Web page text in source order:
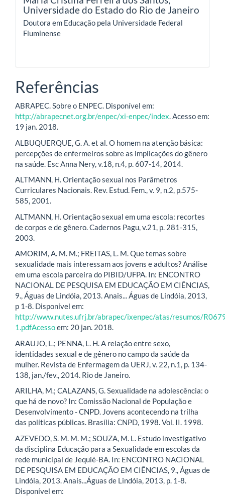
Universidade do Estado do Rio de Janeiro
Doutora em Educação pela Universidade Federal
Fluminense
Referências
ABRAPEC. Sobre o ENPEC. Disponível em:
http://abrapecnet.org.br/enpec/xi-enpec/index. Acesso em:
19 jan. 2018.
ALBUQUERQUE, G. A. et al. O homem na atenção básica:
percepções de enfermeiros sobre as implicações do gênero
na saúde. Esc Anna Nery, v.18, n.4, p. 607-14, 2014.
ALTMANN, H. Orientação sexual nos Parâmetros
Curriculares Nacionais. Rev. Estud. Fem., v. 9, n.2, p.575-
585, 2001.
ALTMANN, H. Orientação sexual em uma escola: recortes
de corpos e de gênero. Cadernos Pagu, v.21, p. 281-315,
2003.
AMORIM, A. M. M.; FREITAS, L. M. Que temas sobre
sexualidade mais interessam aos jovens e adultos? Análise
em uma escola parceira do PIBID/UFPA. In: ENCONTRO
NACIONAL DE PESQUISA EM EDUCAÇÃO EM CIÊNCIAS,
9., Águas de Lindóia, 2013. Anais... Águas de Lindóia, 2013,
p 1-8. Disponível em:
http://www.nutes.ufrj.br/abrapec/ixenpec/atas/resumos/
1.pdfAcessoem: 20 jan. 2018.
ARAUJO, L.; PENNA, L. H. A relação entre sexo,
identidades sexual e de gênero no campo da saúde da
mulher. Revista de Enfermagem da UERJ, v. 22, n.1, p. 134-
138, jan./fev., 2014. Rio de Janeiro.
ARILHA, M.; CALAZANS, G. Sexualidade na adolescência: o
que há de novo? In: Comissão Nacional de População e
Desenvolvimento - CNPD. Jovens acontecendo na trilha
das políticas públicas. Brasília: CNPD, 1998. Vol. II. 1998.
AZEVEDO, S. M. M. M.; SOUZA, M. L. Estudo investigativo
da disciplina Educação para a Sexualidade em escolas da
rede municipal de Jequié-BA. In: ENCONTRO NACIONAL
DE PESQUISA EM EDUCAÇÃO EM CIÊNCIAS, 9., Águas de
Lindóia, 2013. Anais...Águas de Lindóia, 2013, p. 1-8.
Disponível em: